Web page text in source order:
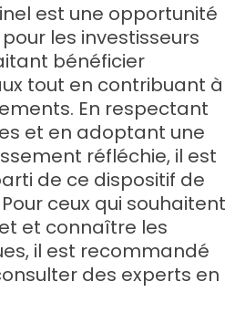
est une opportunité
les investisseurs
bénéficier
tout en contribuant à
En respectant
et en adoptant une
réfléchie, il est
de ce dispositif de
ceux qui souhaitent
et connaître les
il est recommandé
des experts en